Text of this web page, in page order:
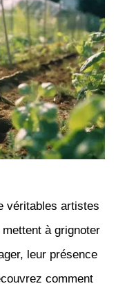
véritables artistes
à grignoter
leur présence
comment